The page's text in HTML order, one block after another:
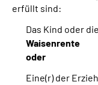
erfüllt sind:
Das Kind oder
Waisenrente
oder
Eine(r) der